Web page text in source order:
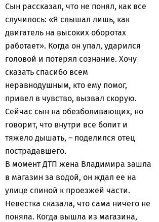
Сын рассказал, что не понял, как все
случилось: «Я слышал лишь, как
двигатель на высоких оборотах
работает». Когда он упал, ударился
головой и потерял сознание. Хочу
сказать спасибо всем
неравнодушным, кто ему помог,
привел в чувство, вызвал скорую.
Сейчас сын на обезболивающих, но
говорит, что внутри все болит и
тяжело дышать, – поделился отец
пострадавшего.
В момент ДТП жена Владимира зашла
в магазин за водой, он ждал ее на
улице спиной к проезжей части.
Невестка сказала, что сама ничего не
поняла. Когда вышла из магазина,